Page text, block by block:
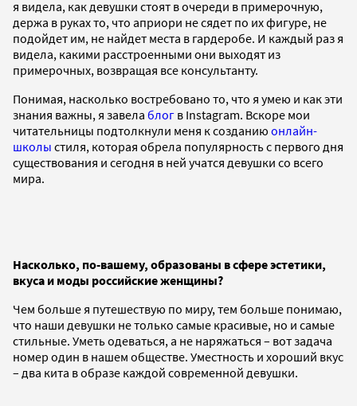
я видела, как девушки стоят в очереди в примерочную,
держа в руках то, что априори не сядет по их фигуре, не
подойдет им, не найдет места в гардеробе. И каждый раз я
видела, какими расстроенными они выходят из
примерочных, возвращая все консультанту.
Понимая, насколько востребовано то, что я умею и как эти
знания важны, я завела блог в Instagram. Вскоре мои
читательницы подтолкнули меня к созданию онлайн-
школы стиля, которая обрела популярность с первого дня
существования и сегодня в ней учатся девушки со всего
мира.
Насколько, по-вашему, образованы в сфере эстетики,
вкуса и моды российские женщины?
Чем больше я путешествую по миру, тем больше понимаю,
что наши девушки не только самые красивые, но и самые
стильные. Уметь одеваться, а не наряжаться – вот задача
номер один в нашем обществе. Уместность и хороший вкус
– два кита в образе каждой современной девушки.